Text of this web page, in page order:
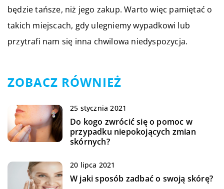
będzie tańsze, niż jego zakup. Warto więc pamiętać o
takich miejscach, gdy ulegniemy wypadkowi lub
przytrafi nam się inna chwilowa niedyspozycja.
ZOBACZ RÓWNIEŻ
25 stycznia 2021
Do kogo zwrócić się o pomoc w
przypadku niepokojących zmian
skórnych?
20 lipca 2021
W jaki sposób zadbać o swoją skórę?